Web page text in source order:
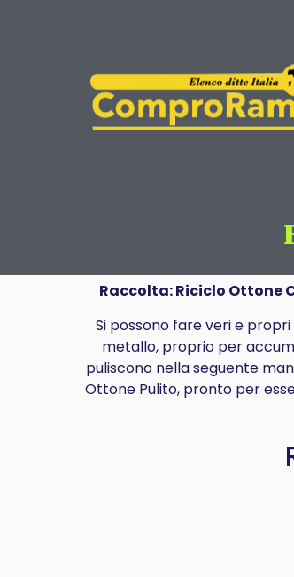
Raccolta: Riciclo Ottone
Si possono fare veri e
metallo, proprio per
puliscono nella seguente
Ottone Pulito, pronto per